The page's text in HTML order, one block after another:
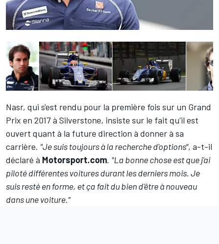
Nasr, qui s'est rendu pour la première fois sur un Grand
Prix en 2017 à Silverstone, insiste sur le fait qu'il est
ouvert quant à la future direction à donner à sa
carrière. "Je suis toujours à la recherche d'options", a-t-il
déclaré à Motorsport.com. "La bonne chose est que j'ai
piloté différentes voitures durant les derniers mois. Je
suis resté en forme, et ça fait du bien d'être à nouveau
dans une voiture."